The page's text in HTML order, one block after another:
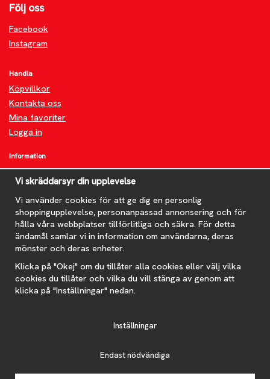
Följ oss
Facebook
Instagram
Handla
Köpvillkor
Kontakta oss
Mina favoriter
Logga in
Information
Om oss
FAQ
Nyheter
Nyhetsbrev
Om cookies
Prenumerera på nyhetsbrevet för våra bästa erbjudanden och
nyheter!
E-
postadress
Vi skräddarsyr din upplevelse
Vi använder cookies för att ge dig en personlig
shoppingupplevelse, personanpassad annonsering och för
hålla våra webbplatser tillförlitliga och säkra. För detta
ändamål samlar vi in information om användarna, deras
mönster och deras enheter.
Klicka på "Okej" om du tillåter alla cookies eller välj vilka
cookies du tillåter och vilka du vill stänga av genom att
klicka på "Inställningar" nedan.
Inställningar
Endast nödvändiga